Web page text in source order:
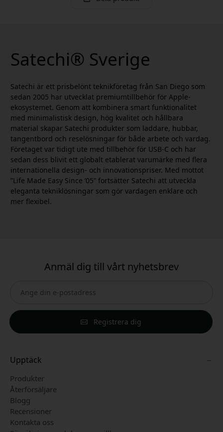
Satechi® Sverige
Satechi är ett prisbelönt teknikföretag från San Diego som
sedan 2005 har utvecklat premiumtillbehör för Apple-
ekosystemet. Genom att kombinera smart funktionalitet
med minimalistisk design, hög kvalitet och hållbara
material skapar Satechi produkter som laddare, hubbar,
tangentbord och reselösningar för både arbete och vardag.
Företaget var tidigt ute med tillbehör för USB-C och har
sedan dess blivit ett globalt etablerat varumärke med flera
internationella design- och innovationspriser. Med mottot
”Life Made Easy Since ’05” fortsätter Satechi att utveckla
eleganta tekniklösningar som gör vardagen enklare och
mer flexibel.
Anmäl dig till vårt nyhetsbrev
Registrera dig
Upptäck
Produkter
Återförsäljare
Blogg
Recensioner
Kontakta oss